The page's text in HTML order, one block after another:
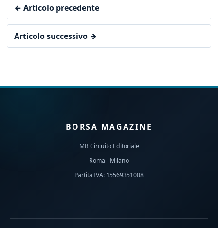
← Articolo precedente
Articolo successivo →
BORSA MAGAZINE
MR Circuito Editoriale
Roma - Milano
Partita IVA: 15569351008